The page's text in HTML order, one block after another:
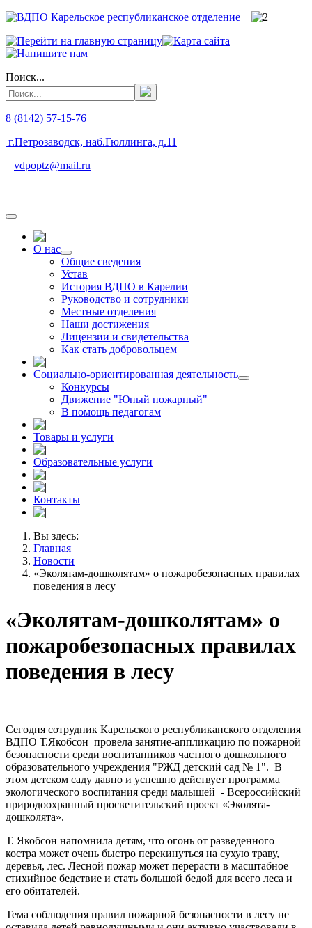
Поиск...
8 (8142) 57-15-76
г.Петрозаводск, наб.Гюллинга, д.11
vdpoptz@mail.ru
О нас
Общие сведения
Устав
История ВДПО в Карелии
Руководство и сотрудники
Местные отделения
Наши достижения
Лицензии и свидетельства
Как стать добровольцем
Социально-ориентированная деятельность
Конкурсы
Движение "Юный пожарный"
В помощь педагогам
Товары и услуги
Образовательные услуги
Контакты
Вы здесь:
Главная
Новости
«Эколятам-дошколятам» о пожаробезопасных правилах
поведения в лесу
«Эколятам-дошколятам» о
пожаробезопасных правилах
поведения в лесу
Сегодня сотрудник Карельского республиканского отделения
ВДПО Т.Якобсон провела занятие-аппликацию по пожарной
безопасности среди воспитанников частного дошкольного
образовательного учреждения "РЖД детский сад № 1". В
этом детском саду давно и успешно действует программа
экологического воспитания среди малышей - Всероссийский
природоохранный просветительский проект «Эколята-
дошколята».
Т. Якобсон напомнила детям, что огонь от разведенного
костра может очень быстро перекинуться на сухую траву,
деревья, лес. Лесной пожар может перерасти в масштабное
стихийное бедствие и стать большой бедой для всего леса и
его обитателей.
Тема соблюдения правил пожарной безопасности в лесу не